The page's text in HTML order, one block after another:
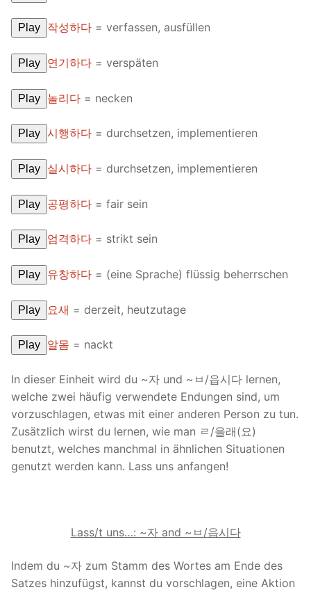
Play 작성하다 = verfassen, ausfüllen
Play 연기하다 = verspäten
Play 놀리다 = necken
Play 시행하다 = durchsetzen, implementieren
Play 실시하다 = durchsetzen, implementieren
Play 공평하다 = fair sein
Play 엄격하다 = strikt sein
Play 유창하다 = (eine Sprache) flüssig beherrschen
Play 요새 = derzeit, heutzutage
Play 알몸 = nackt
In dieser Einheit wird du ~자 und ~ㅂ/읍시다 lernen,
welche zwei häufig verwendete Endungen sind, um
vorzuschlagen, etwas mit einer anderen Person zu tun.
Zusätzlich wirst du lernen, wie man ㄹ/을래(요)
benutzt, welches manchmal in ähnlichen Situationen
genutzt werden kann. Lass uns anfangen!
Lass/t uns…: ~자and ~ ㅂ /읍시다
Indem du ~자 zum Stamm des Wortes am Ende des
Satzes hinzufügst, kannst du vorschlagen, eine Aktion